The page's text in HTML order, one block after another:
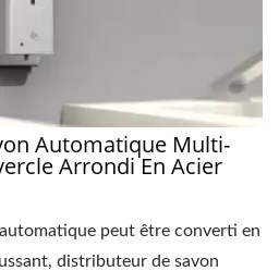
Automatique Multi-
Arrondi En Acier
peut être converti en
distributeur de savon